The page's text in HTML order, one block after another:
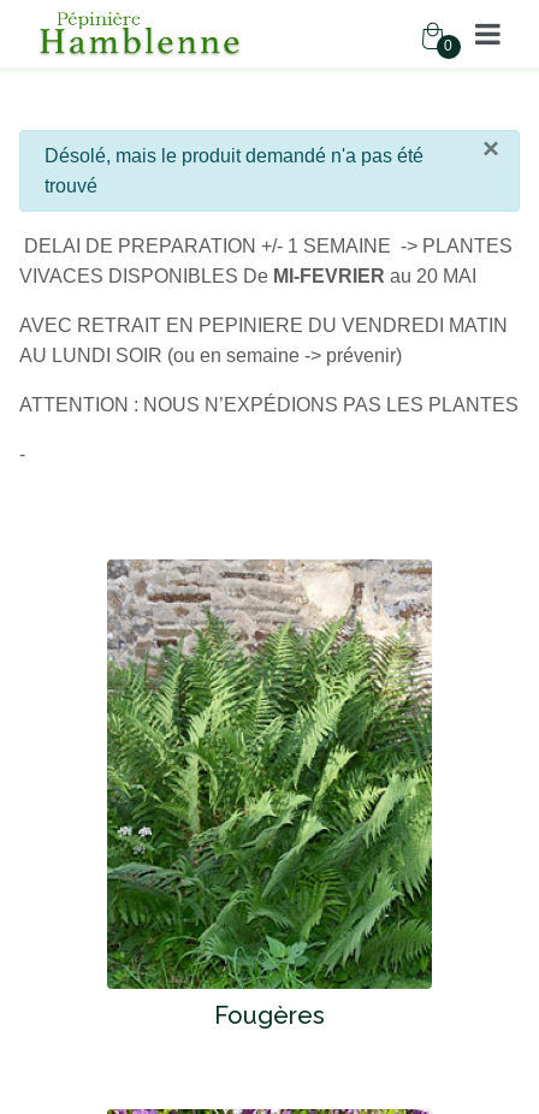
0
Accueil Vivaces
×
info
Désolé, mais le produit demandé n'a pas été
trouvé
DELAI DE PREPARATION +/- 1 SEMAINE -> PLANTES
VIVACES DISPONIBLES De MI-FEVRIER au 20 MAI
AVEC RETRAIT EN PEPINIERE DU VENDREDI MATIN
AU LUNDI SOIR (ou en semaine -> prévenir)
ATTENTION : NOUS N’EXPÉDIONS PAS LES PLANTES
-
Fougères